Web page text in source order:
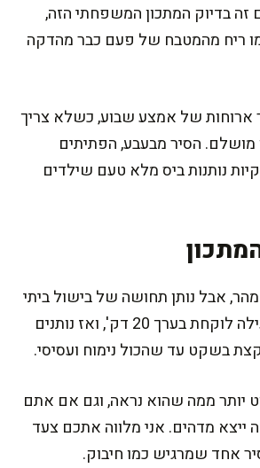
זה בדיוק המתכון המשפחתי הזה,
ריח מהמטבח של פעם כבר מהדקה
ארוחות של אמצע שבוע, כשלא צריך
מושלם. הסיר מבעבע, הפתיתים
נותנות ביס מלא טעם שילדים
אבל נותן תחושה של בישול ביתי
מסורתי. ההכנה הפעילה לוקחת בערך 20 דק', ואז נותנים
בשקט עד שהכול נימוח ועסיסי.
יותר ממה שהוא נראה, וגם אם אתם
מדהים. אני מלווה אתכם צעד
אחד שמרגיש כמו חיבוק.